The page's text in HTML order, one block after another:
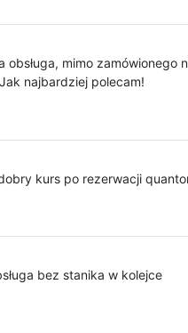
obsługa, mimo
najbardziej polecam!
kurs po rezerwacji
bez stanika w kolejce